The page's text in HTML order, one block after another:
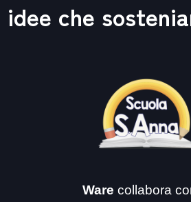
che
Ware collabora